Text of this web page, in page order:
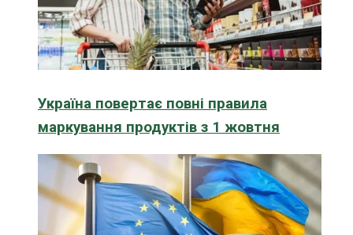
Україна повертає повні правила
маркування продуктів з 1 жовтня